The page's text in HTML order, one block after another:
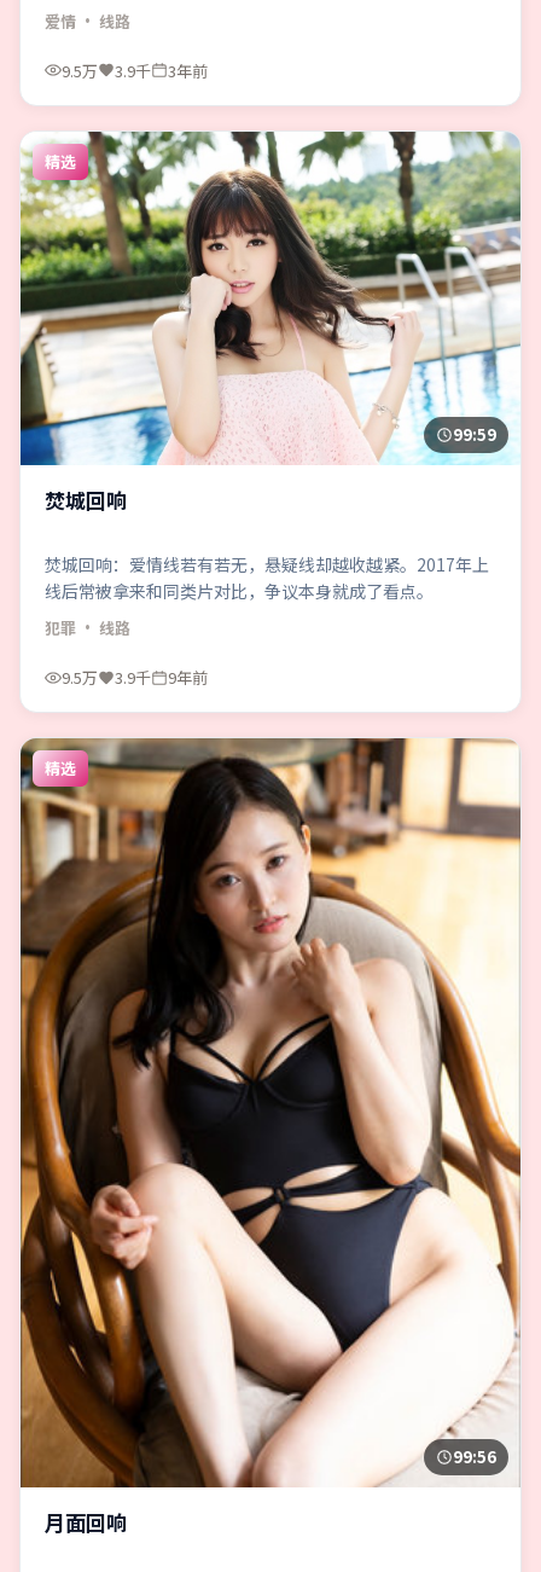
爱情 · 线路
9.5万 3.9千 3年前
精选
99:59
焚城回响
焚城回响：爱情线若有若无，悬疑线却越收越紧。2017年上
线后常被拿来和同类片对比，争议本身就成了看点。
犯罪 · 线路
9.5万 3.9千 9年前
精选
99:56
月面回响